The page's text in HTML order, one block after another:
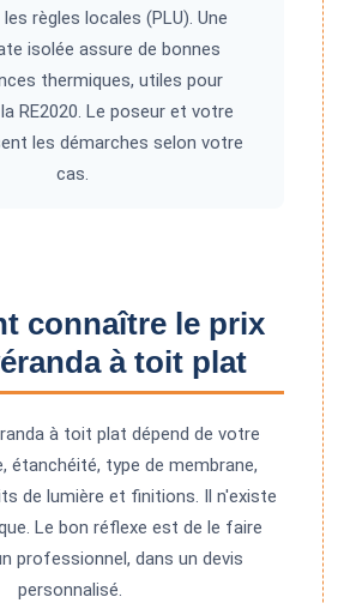
règles locales (PLU). Une
isolée assure de bonnes
thermiques, utiles pour
RE2020. Le poseur et votre
les démarches selon votre
cas.
connaître le prix
à toit plat
à toit plat dépend de votre
étanchéité, type de membrane,
de lumière et finitions. Il n'existe
Le bon réflexe est de le faire
professionnel, dans un devis
personnalisé.